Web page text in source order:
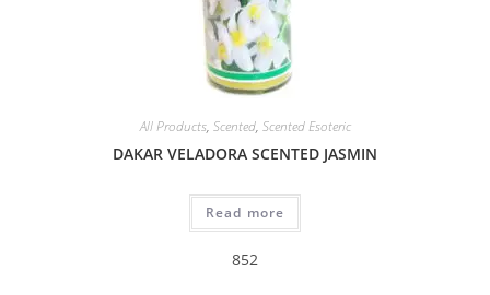
All Products, Scented, Scented Esoteric
DAKAR VELADORA SCENTED JASMIN
Read more
852